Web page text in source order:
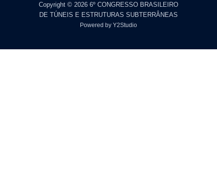
Copyright © 2026 6º CONGRESSO BRASILEIRO
DE TÚNEIS E ESTRUTURAS SUBTERRÂNEAS
Powered by Y2Studio